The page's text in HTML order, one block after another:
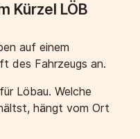
Kürzel LÖB
auf einem
des Fahrzeugs an.
Löbau. Welche
hängt vom Ort